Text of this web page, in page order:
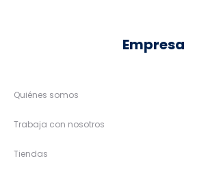
Empresa
Quiénes somos
Trabaja con nosotros
Tiendas